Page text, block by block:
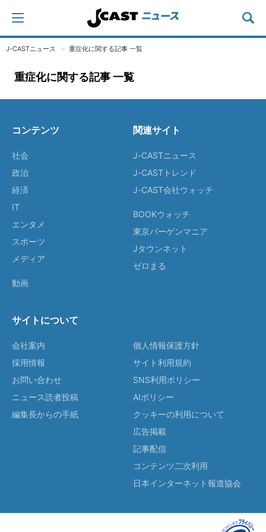
J-CASTニュース 重症化に関する記事 一覧
重症化に関する記事 一覧
コンテンツ
社会
政治
経済
IT
エンタメ
スポーツ
メディア
動画
関連サイト
J-CASTニュース
J-CASTトレンド
J-CAST会社ウォッチ
BOOKウォッチ
東京バーゲンマニア
Jタウンネット
ゼロまる
サイトについて
会社案内
採用情報
お問い合わせ
ニュース読者投稿
編集長からの手紙
個人情報保護方針
サイト利用規約
SNS利用ポリシー
AIポリシー
クッキーの利用について
広告掲載
記事配信
コンテンツ二次利用
日本インターネット報道協会